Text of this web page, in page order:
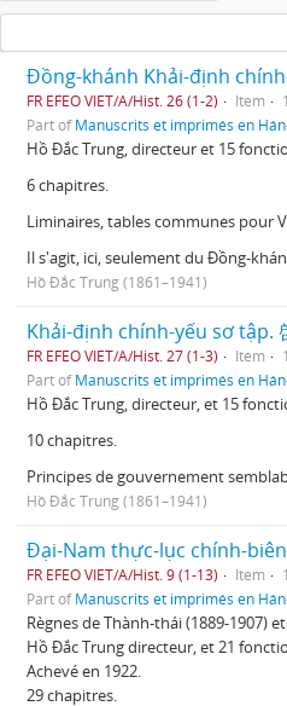
Đồng-khánh Khải-định
FR EFEO VIET/A/Hist. 26 (1-2) Item
Part ofManuscrits et imprimés en
Hồ Đắc Trung, directeur et 15
6 chapitres.
Liminaires, tables communes pour
Il s'agit, ici, seulement du Đồng-
Hồ Đắc Trung (1861–1941)
Khải-định chính-yếu sơ tập.
FR EFEO VIET/A/Hist. 27 (1-3) Item
Part ofManuscrits et imprimés en
Hồ Đắc Trung, directeur, et 15
10 chapitres.
Principes de gouvernement
Hồ Đắc Trung (1861–1941)
Đại-Nam thực-lục chính-
FR EFEO VIET/A/Hist. 9 (1-13) Item
Part ofManuscrits et imprimés en
Règnes de Thành-thái (1889-1907)
Hồ Đắc Trung directeur, et 21
Achevé en 1922.
29 chapitres.